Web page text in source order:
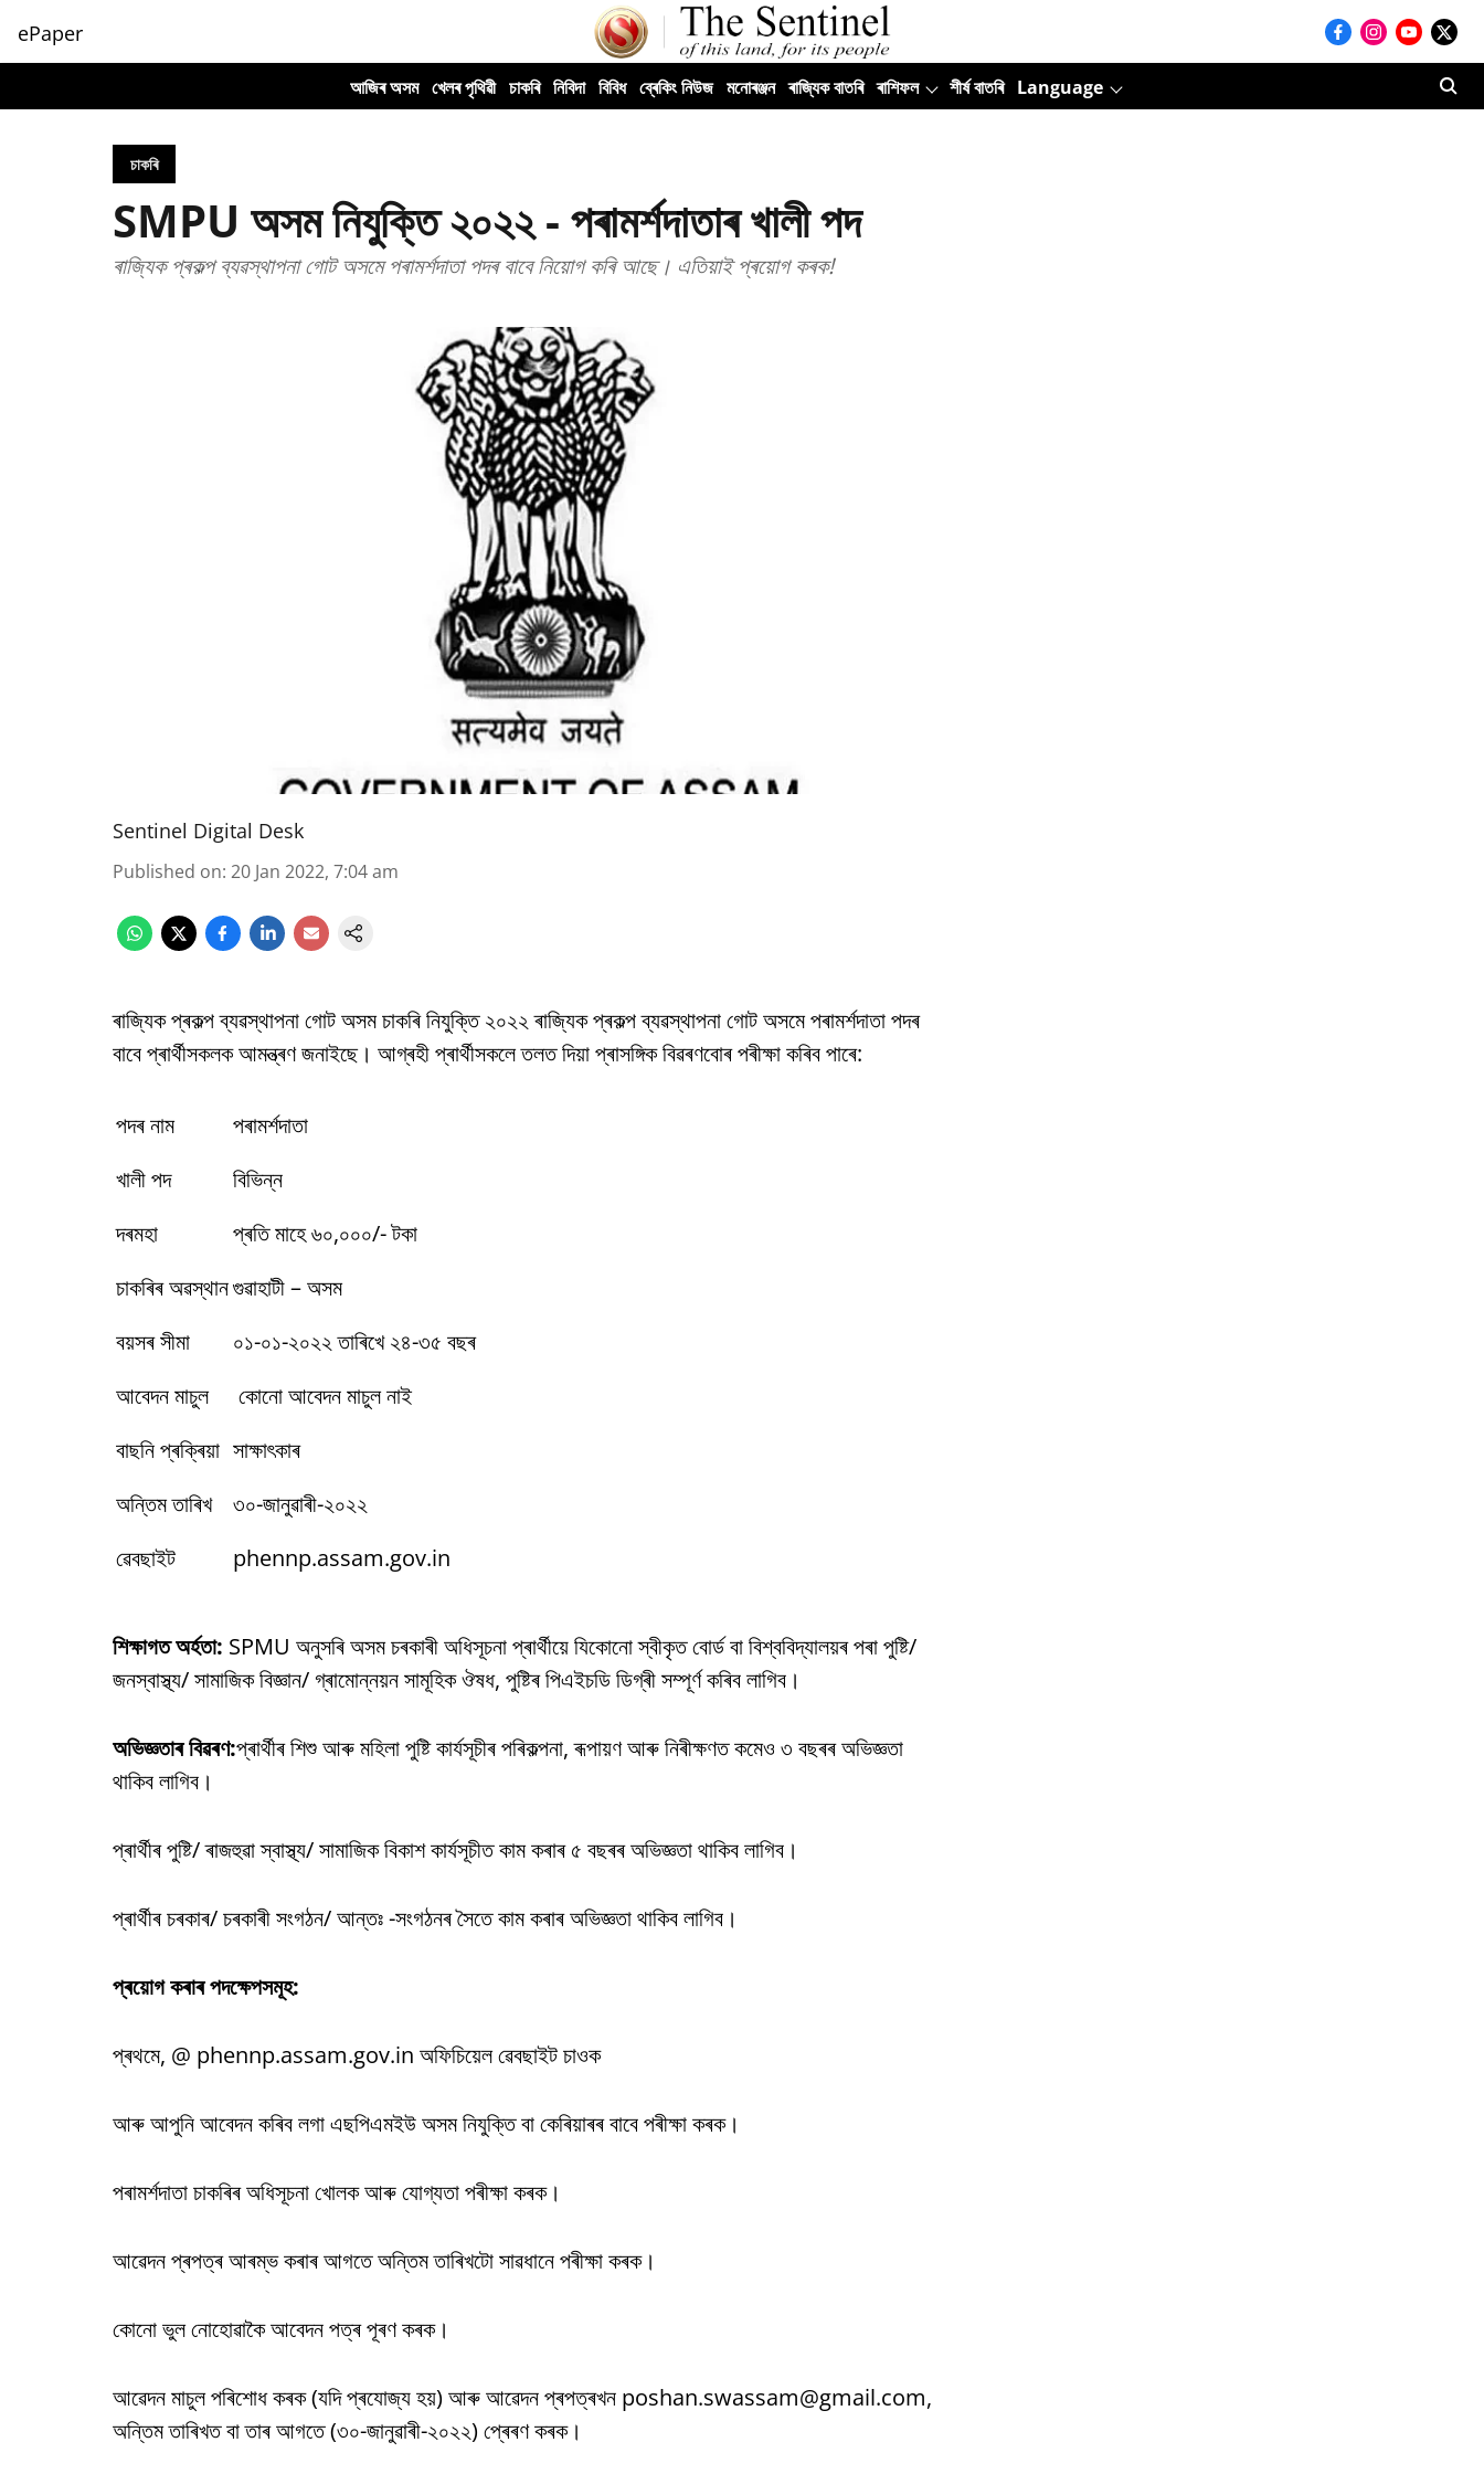
ePaper
আজিৰ অসম খেলৰ পৃথিৱী চাকৰি নিবিদা বিবিধ ব্ৰেকিং নিউজ মনোৰঞ্জন ৰাজ্যিক বাতৰি ৰাশিফল শীৰ্ষ বাতৰি Language
চাকৰি
SMPU অসম নিযুক্তি ২০২২ - পৰামৰ্শদাতাৰ খালী পদ
ৰাজ্যিক প্ৰকল্প ব্যৱস্থাপনা গোট অসমে পৰামৰ্শদাতা পদৰ বাবে নিয়োগ কৰি আছে। এতিয়াই প্ৰয়োগ কৰক!
Sentinel Digital Desk
Published on: 20 Jan 2022, 7:04 am
ৰাজ্যিক প্ৰকল্প ব্যৱস্থাপনা গোট অসম চাকৰি নিযুক্তি ২০২২ ৰাজ্যিক প্ৰকল্প ব্যৱস্থাপনা গোট অসমে পৰামৰ্শদাতা পদৰ
বাবে প্ৰাৰ্থীসকলক আমন্ত্ৰণ জনাইছে। আগ্ৰহী প্ৰাৰ্থীসকলে তলত দিয়া প্ৰাসঙ্গিক বিৱৰণবোৰ পৰীক্ষা কৰিব পাৰে:
পদৰ নাম
পৰামৰ্শদাতা
খালী পদ
বিভিন্ন
দৰমহা
প্ৰতি মাহে ৬০,০০০/- টকা
চাকৰিৰ অৱস্থানগুৱাহাটী – অসম
বয়সৰ সীমা
০১-০১-২০২২ তাৰিখে ২৪-৩৫ বছৰ
আবেদন মাচুল
কোনো আবেদন মাচুল নাই
বাছনি প্ৰক্ৰিয়া সাক্ষাৎকাৰ
অন্তিম তাৰিখ
৩০-জানুৱাৰী-২০২২
ৱেবছাইট
phennp.assam.gov.in
শিক্ষাগত অৰ্হতা: SPMU অনুসৰি অসম চৰকাৰী অধিসূচনা প্ৰাৰ্থীয়ে যিকোনো স্বীকৃত বোৰ্ড বা বিশ্ববিদ্যালয়ৰ পৰা পুষ্টি/
জনস্বাস্থ্য/ সামাজিক বিজ্ঞান/ গ্ৰামোন্নয়ন সামূহিক ঔষধ, পুষ্টিৰ পিএইচডি ডিগ্ৰী সম্পূৰ্ণ কৰিব লাগিব।
অভিজ্ঞতাৰ বিৱৰণ:প্ৰাৰ্থীৰ শিশু আৰু মহিলা পুষ্টি কাৰ্যসূচীৰ পৰিকল্পনা, ৰূপায়ণ আৰু নিৰীক্ষণত কমেও ৩ বছৰৰ অভিজ্ঞতা
থাকিব লাগিব।
প্ৰাৰ্থীৰ পুষ্টি/ ৰাজহুৱা স্বাস্থ্য/ সামাজিক বিকাশ কাৰ্যসূচীত কাম কৰাৰ ৫ বছৰৰ অভিজ্ঞতা থাকিব লাগিব।
প্ৰাৰ্থীৰ চৰকাৰ/ চৰকাৰী সংগঠন/ আন্তঃ -সংগঠনৰ সৈতে কাম কৰাৰ অভিজ্ঞতা থাকিব লাগিব।
প্ৰয়োগ কৰাৰ পদক্ষেপসমূহ:
প্ৰথমে, @ phennp.assam.gov.in অফিচিয়েল ৱেবছাইট চাওক
আৰু আপুনি আবেদন কৰিব লগা এছপিএমইউ অসম নিযুক্তি বা কেৰিয়াৰৰ বাবে পৰীক্ষা কৰক।
পৰামৰ্শদাতা চাকৰিৰ অধিসূচনা খোলক আৰু যোগ্যতা পৰীক্ষা কৰক।
আৱেদন প্ৰপত্ৰ আৰম্ভ কৰাৰ আগতে অন্তিম তাৰিখটো সাৱধানে পৰীক্ষা কৰক।
কোনো ভুল নোহোৱাকৈ আবেদন পত্ৰ পূৰণ কৰক।
আৱেদন মাচুল পৰিশোধ কৰক (যদি প্ৰযোজ্য হয়) আৰু আৱেদন প্ৰপত্ৰখন poshan.swassam@gmail.com,
অন্তিম তাৰিখত বা তাৰ আগতে (৩০-জানুৱাৰী-২০২২) প্ৰেৰণ কৰক।